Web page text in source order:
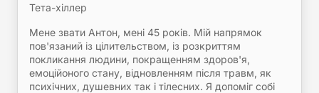
Тета-хіллер
Мене звати Антон, мені 45 років. Мій напрямок
пов'язаний із цілительством, із розкриттям
покликання людини, покращенням здоров'я,
емоційоного стану, відновленням після травм, як
психічних, душевних так і тілесних. Я допоміг собі